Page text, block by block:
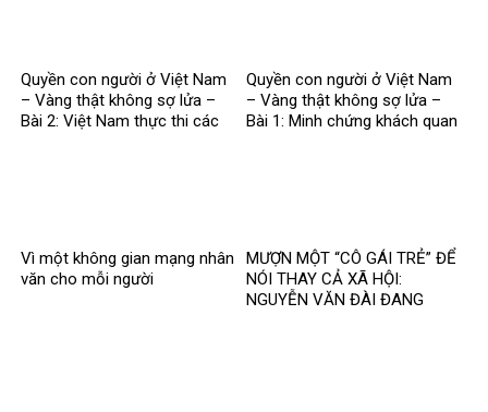
Quyền con người ở Việt Nam
– Vàng thật không sợ lửa –
Bài 2: Việt Nam thực thi các
Quyền con người ở Việt Nam
– Vàng thật không sợ lửa –
Bài 1: Minh chứng khách quan
Vì một không gian mạng nhân
văn cho mỗi người
MƯỢN MỘT “CÔ GÁI TRẺ” ĐỂ
NÓI THAY CẢ XÃ HỘI:
NGUYỄN VĂN ĐÀI ĐANG